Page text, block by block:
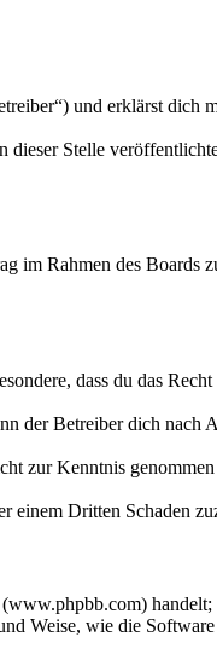
und erklärst dich
dieser Stelle
im Rahmen des Boards
dass du das
der Betreiber dich nach
zur Kenntnis genommen
einem Dritten Schaden
handelt;
Weise, wie die